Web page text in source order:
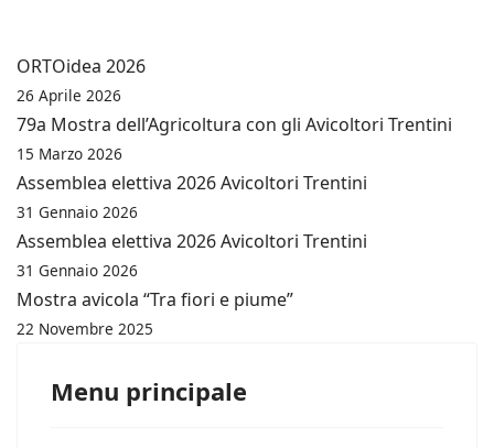
ORTOidea 2026
26 Aprile 2026
79a Mostra dell’Agricoltura con gli Avicoltori Trentini
15 Marzo 2026
Assemblea elettiva 2026 Avicoltori Trentini
31 Gennaio 2026
Assemblea elettiva 2026 Avicoltori Trentini
31 Gennaio 2026
Mostra avicola “Tra fiori e piume”
22 Novembre 2025
Menu principale